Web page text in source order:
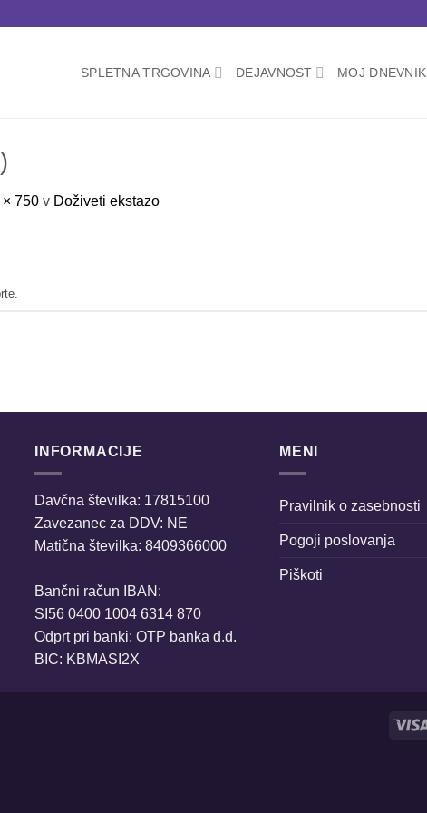
SPLETNA TRGOVINA DEJAVNOST MOJ DNEVNIK
× 750 v Doživeti ekstazo
INFORMACIJE
Davčna številka: 17815100
Zavezanec za DDV: NE
Matična številka: 8409366000
Bančni račun IBAN:
SI56 0400 1004 6314 870
Odprt pri banki: OTP banka d.d.
BIC: KBMASI2X
MENI
Pravilnik o zasebnosti
Pogoji poslovanja
Piškoti